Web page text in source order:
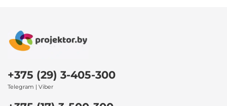
+375 (29) 3-405-300
Telegram | Viber